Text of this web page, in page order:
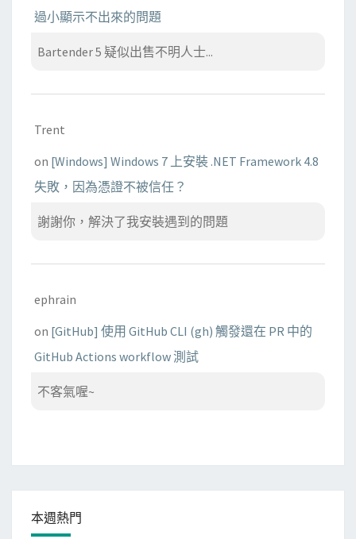
過小顯示不出來的問題
Bartender 5 疑似出售不明人士...
Trent
on [Windows] Windows 7 上安裝 .NET Framework 4.8
失敗，因為憑證不被信任？
謝謝你，解決了我安裝遇到的問題
ephrain
on [GitHub] 使用 GitHub CLI (gh) 觸發還在 PR 中的
GitHub Actions workflow 測試
不客氣喔~
本週熱門